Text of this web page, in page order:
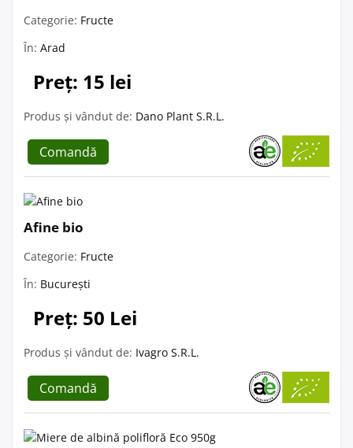
Categorie: Fructe
În: Arad
Preț: 15 lei
Produs și vândut de: Dano Plant S.R.L.
Comandă
Afine bio
Categorie: Fructe
În: București
Preț: 50 Lei
Produs și vândut de: Ivagro S.R.L.
Comandă